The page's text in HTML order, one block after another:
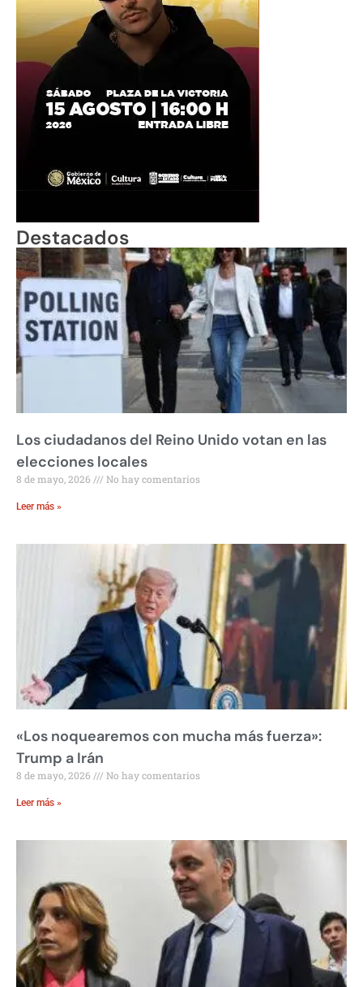
Destacados
Los ciudadanos del Reino Unido votan en las
elecciones locales
8 de mayo, 2026 No hay comentarios
Leer más »
«Los noquearemos con mucha más fuerza»:
Trump a Irán
8 de mayo, 2026 No hay comentarios
Leer más »